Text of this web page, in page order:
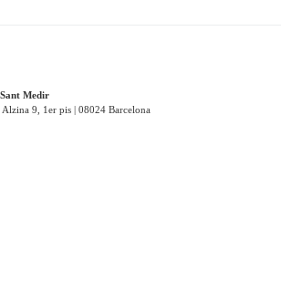
Medir
9, 1er pis | 08024 Barcelona